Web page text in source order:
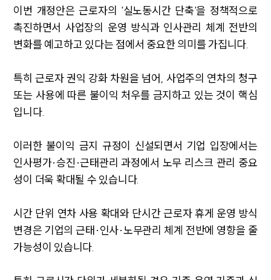
이번 개정안은 근로자의 '실노동시간 단축'을 정책적으로
촉진하면서 사업장의 운영 방식과 인사관리 체계 전반의
변화를 예고하고 있다는 점에서 중요한 의미를 가집니다.
특히 근로자 권익 강화 차원을 넘어, 사업주의 연차의 청구
또는 사용에 따른 불이익 처우를 금지하고 있는 것이 핵심
입니다.
이러한 불이익 금지 규정이 신설되면서 기업 입장에서는
인사평가·승진·근태관리 과정에서 노무 리스크 관리 중요
성이 더욱 확대될 수 있습니다.
시간 단위 연차 사용 확대와 단시간 근로자 휴게 운영 방식
변경은 기업의 근태·인사·노무관리 체계 전반에 영향을 줄
가능성이 있습니다.